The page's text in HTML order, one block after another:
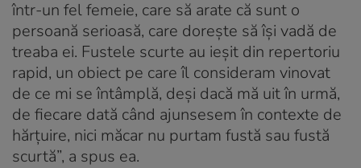
într-un fel femeie, care să arate că sunt o
persoană serioasă, care doreşte să îşi vadă de
treaba ei. Fustele scurte au ieşit din repertoriu
rapid, un obiect pe care îl consideram vinovat
de ce mi se întâmplă, deşi dacă mă uit în urmă,
de fiecare dată când ajunsesem în contexte de
hărţuire, nici măcar nu purtam fustă sau fustă
scurtă”, a spus ea.